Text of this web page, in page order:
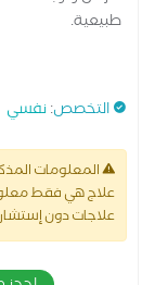
طبيعية.
التخصص:نفسي
المعلومات
علاج هي فقط
علاجات دون